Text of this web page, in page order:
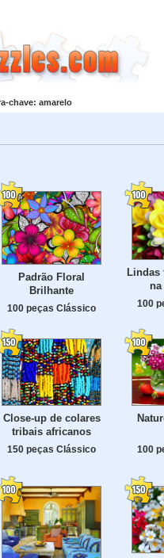
chave: amarelo
Padrão Floral
Brilhante
100 peças Clássico
Lindas
na
100
Close-up de colares
tribais africanos
150 peças Clássico 100